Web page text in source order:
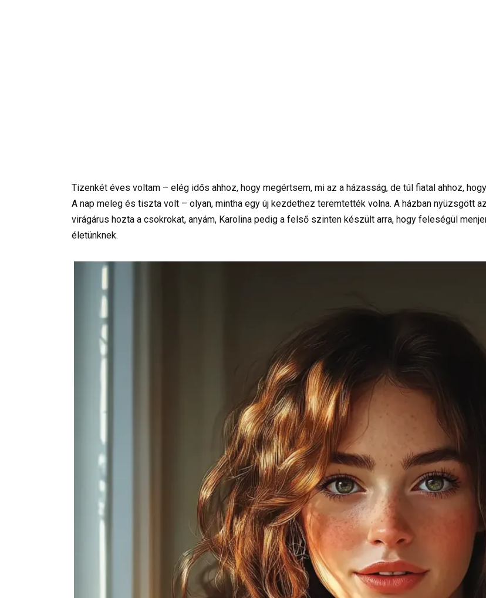
Tizenkét éves voltam – elég idős ahhoz, hogy megértsem, mi az a házasság, de túl fiatal ahhoz,
A nap meleg és tiszta volt – olyan, mintha egy új kezdethez teremtették volna. A házban nyüzsgött
virágárus hozta a csokrokat, anyám, Karolina pedig a felső szinten készült arra, hogy feleségül
életünknek.